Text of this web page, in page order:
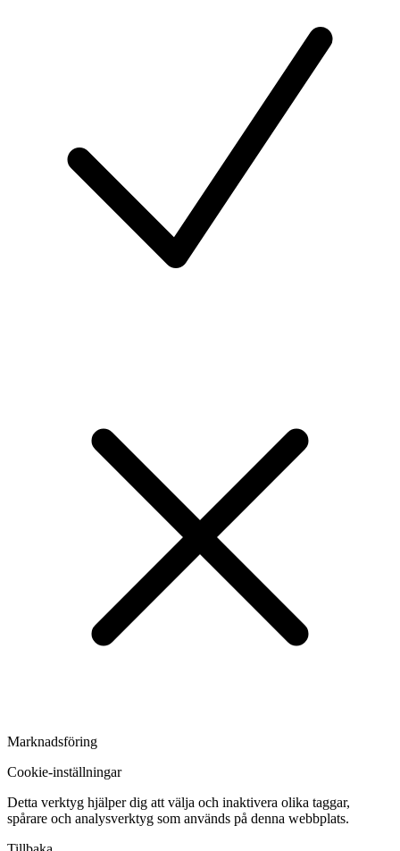
Marknadsföring
Cookie-inställningar
Detta verktyg hjälper dig att välja och inaktivera olika taggar,
spårare och analysverktyg som används på denna webbplats.